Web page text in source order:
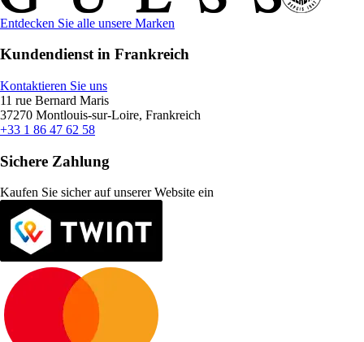
Entdecken Sie alle unsere Marken
Kundendienst in Frankreich
Kontaktieren Sie uns
11 rue Bernard Maris
37270 Montlouis-sur-Loire, Frankreich
+33 1 86 47 62 58
Sichere Zahlung
Kaufen Sie sicher auf unserer Website ein